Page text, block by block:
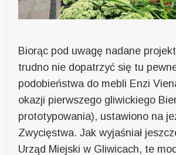
Biorąc pod uwagę nadane
trudno nie dopatrzyć się tu
podobieństwa do mebli Enzi
okazji pierwszego gliwickiego
prototypowania), ustawiono na
Zwycięstwa. Jak wyjaśniał
Urząd Miejski w Gliwicach, te